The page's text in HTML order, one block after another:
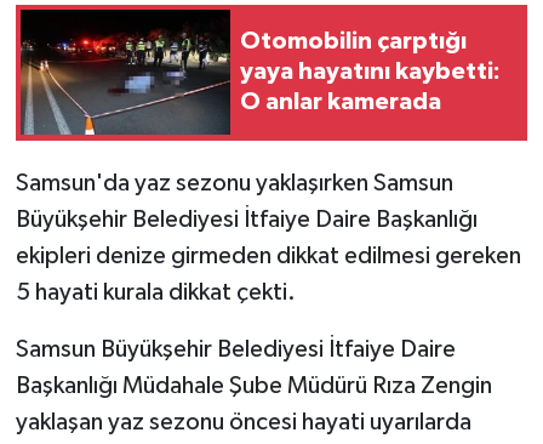
Otomobilin çarptığı
yaya hayatını kaybetti:
O anlar kamerada
Samsun'da yaz sezonu yaklaşırken Samsun
Büyükşehir Belediyesi İtfaiye Daire Başkanlığı
ekipleri denize girmeden dikkat edilmesi gereken
5 hayati kurala dikkat çekti.
Samsun Büyükşehir Belediyesi İtfaiye Daire
Başkanlığı Müdahale Şube Müdürü Rıza Zengin
yaklaşan yaz sezonu öncesi hayati uyarılarda